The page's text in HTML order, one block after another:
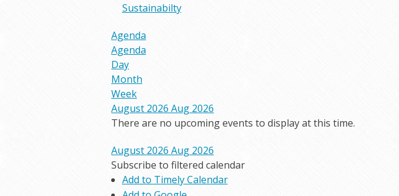
Sustainabilty
Agenda
Agenda
Day
Month
Week
August 2026 Aug 2026
There are no upcoming events to display at this time.
August 2026 Aug 2026
Subscribe to filtered calendar
Add to Timely Calendar